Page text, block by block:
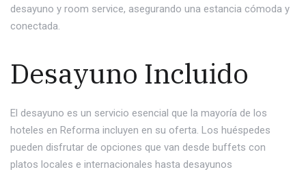
desayuno y room service, asegurando una estancia cómoda y
conectada.
Desayuno Incluido
El desayuno es un servicio esencial que la mayoría de los
hoteles en Reforma incluyen en su oferta. Los huéspedes
pueden disfrutar de opciones que van desde buffets con
platos locales e internacionales hasta desayunos